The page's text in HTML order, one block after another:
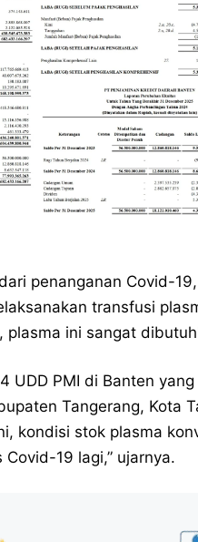
penanganan Covid-
transfusi
ini sangat
UDD PMI di Banten
Tangerang, Kota
kondisi stok plasma
19 lagi,” ujarnya.